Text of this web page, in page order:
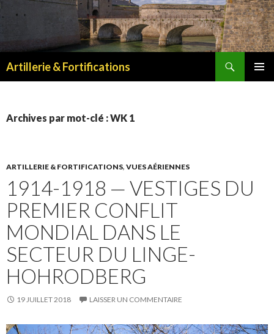
Artillerie & Fortifications
Archives par mot-clé : WK 1
ARTILLERIE & FORTIFICATIONS, VUES AÉRIENNES
1914-1918 — VESTIGES DU
PREMIER CONFLIT
MONDIAL DANS LE
SECTEUR DU LINGE-
HOHRODBERG
19 JUILLET 2018 LAISSER UN COMMENTAIRE